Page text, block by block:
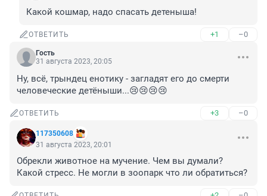
Какой кошмар, надо спасать детеныша!
ОТВЕТИТЬ +1 –0
Гость
31 августа 2023, 20:05
Ну, всё, трындец енотику - загладят его до смерти
человеческие детёныши...😢😢😢😢
ОТВЕТИТЬ +3 –0
117350608
31 августа 2023, 20:01
Обрекли животное на мучение. Чем вы думали?
Какой стресс. Не могли в зоопарк что ли обратиться?